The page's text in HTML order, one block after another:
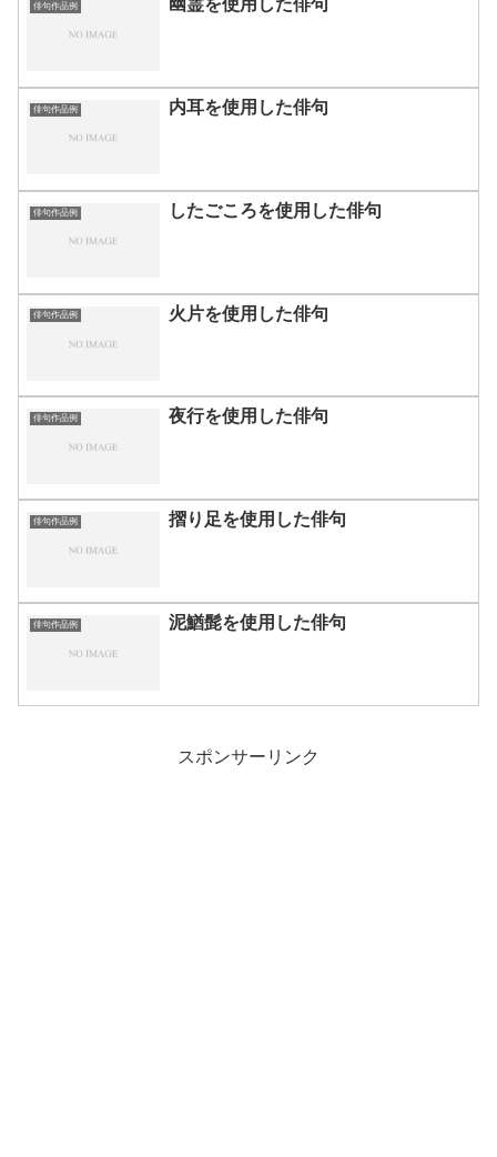
俳句作品例
俳句作品例 内耳を使用した俳句
俳句作品例 したごころを使用した俳句
俳句作品例 火片を使用した俳句
俳句作品例 夜行を使用した俳句
俳句作品例 摺り足を使用した俳句
俳句作品例 泥鰌髭を使用した俳句
スポンサーリンク